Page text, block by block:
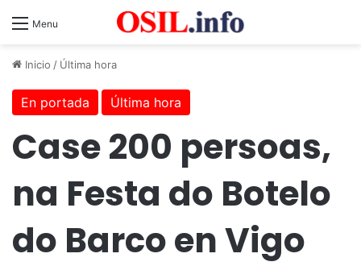
Menu
Inicio / Última hora
En portada Última hora
Case 200 persoas,
na Festa do Botelo
do Barco en Vigo